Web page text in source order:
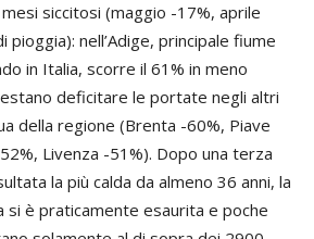
siccitosi (maggio -17%, aprile
pioggia): nell’Adige, principale fiume
in Italia, scorre il 61% in meno
deficitare le portate negli altri
della regione (Brenta -60%, Piave
Livenza -51%). Dopo una terza
la più calda da almeno 36 anni, la
si è praticamente esaurita e poche